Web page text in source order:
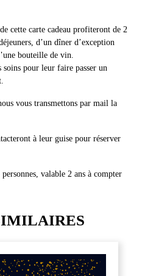
cette carte cadeau profiteront de 2
d’un dîner d’exception
bouteille de vin.
soins pour leur faire passer un
vous transmettons par mail la
à leur guise pour réserver
valable 2 ans à compter